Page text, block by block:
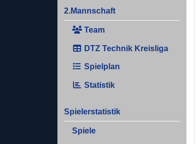
2.Mannschaft
Team
DTZ Technik Kreisliga
Spielplan
Statistik
Spielerstatistik
Spiele